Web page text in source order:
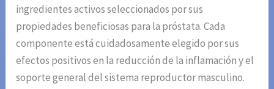
ingredientes activos seleccionados por sus
propiedades beneficiosas para la próstata. Cada
componente está cuidadosamente elegido por sus
efectos positivos en la reducción de la inflamación y el
soporte general del sistema reproductor masculino.